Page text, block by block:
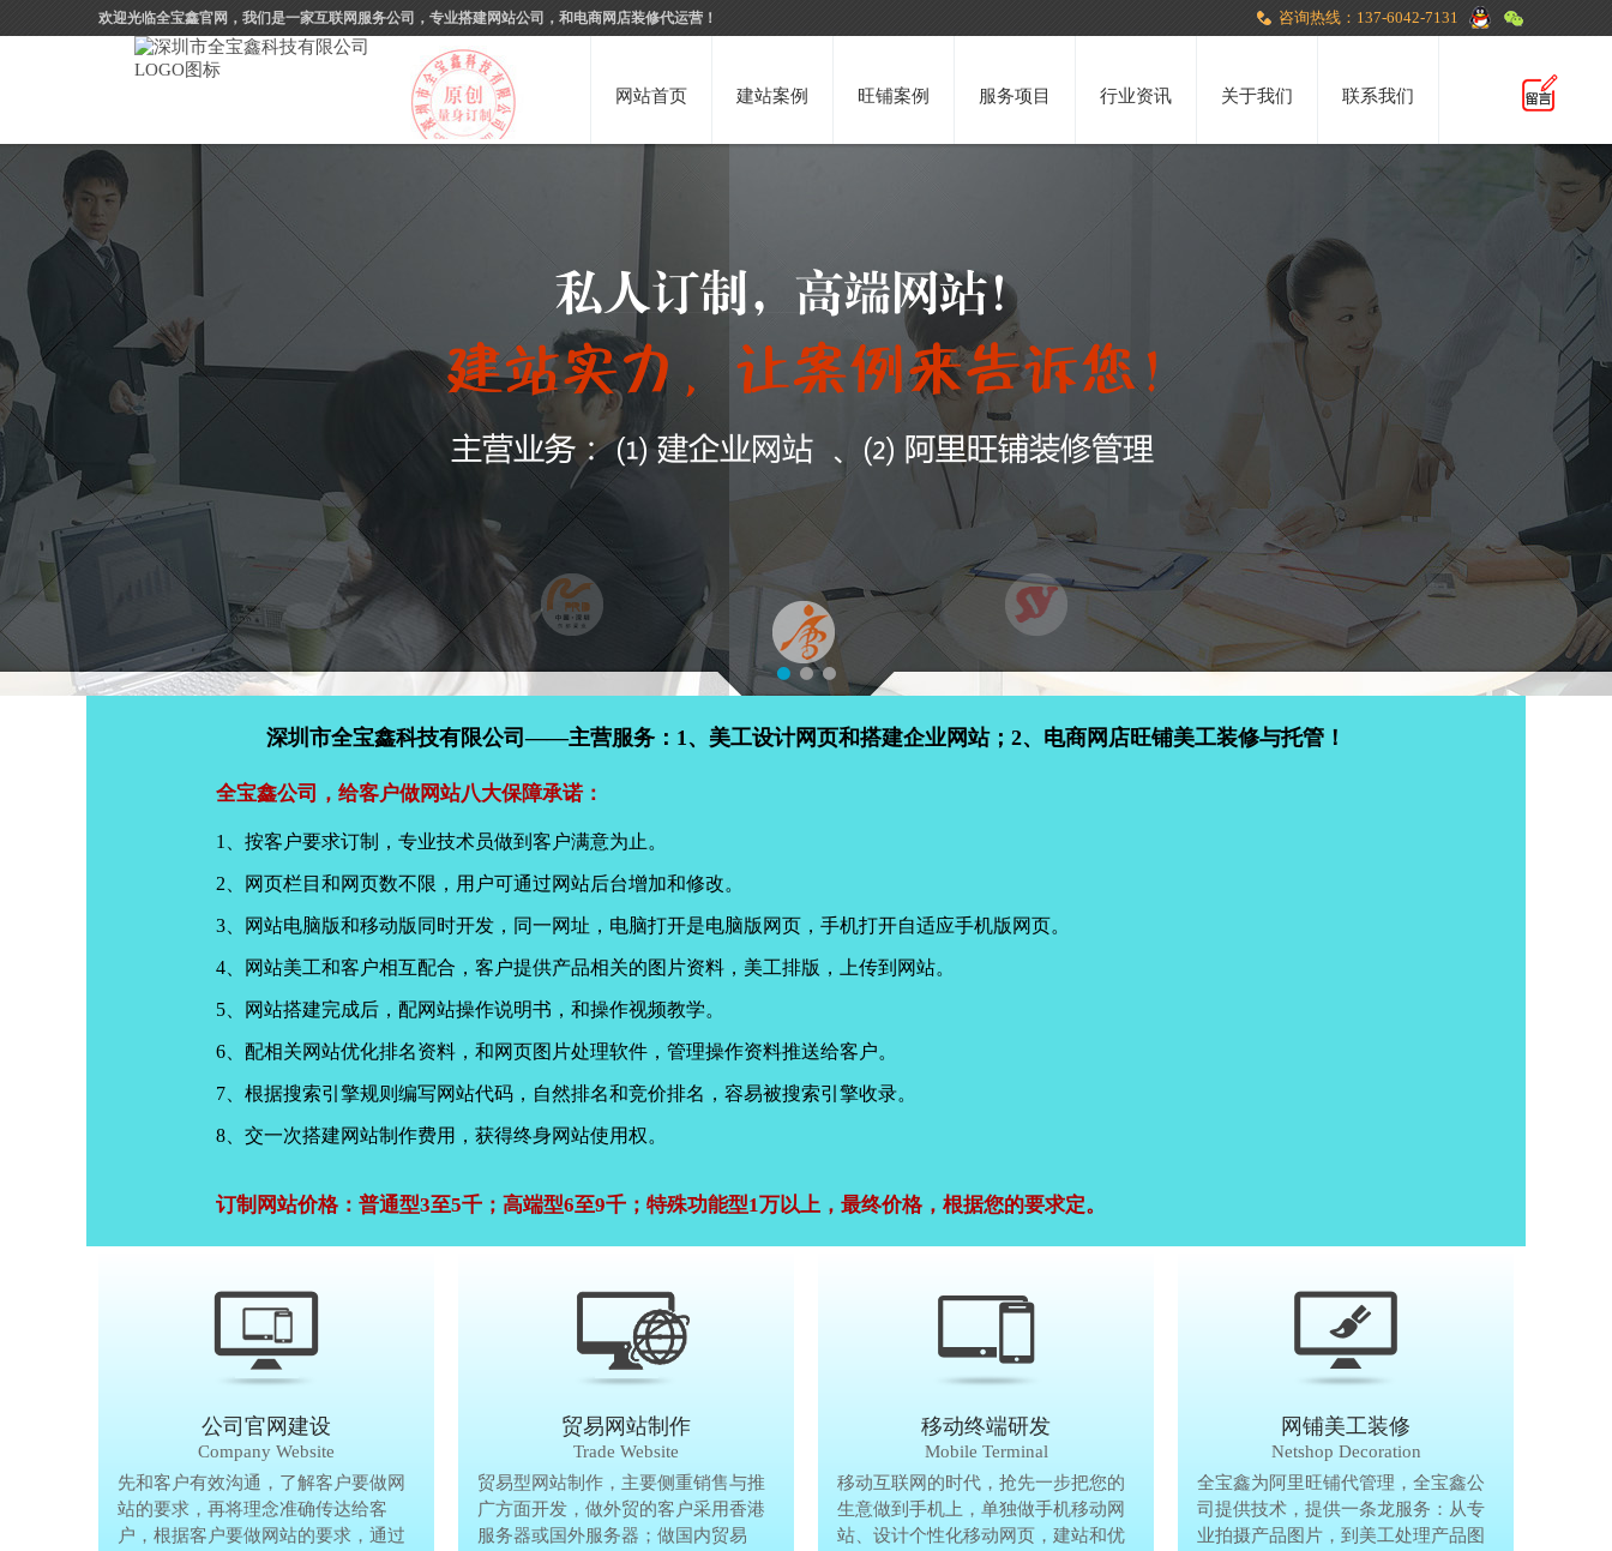
欢迎光临全宝鑫官网，我们是一家互联网服务公司，专业搭建网站公司，和电商网店装修代运营！ 咨询热线：137-6042-7131
网站首页 建站案例 旺铺案例 服务项目 行业资讯 关于我们 联系我们
深圳市全宝鑫科技有限公司——主营服务：1、美工设计网页和搭建企业网站；2、电商网店旺铺美工装修与托管！
全宝鑫公司，给客户做网站八大保障承诺：
1、按客户要求订制，专业技术员做到客户满意为止。
2、网页栏目和网页数不限，用户可通过网站后台增加和修改。
3、网站电脑版和移动版同时开发，同一网址，电脑打开是电脑版网页，手机打开自适应手机版网页。
4、网站美工和客户相互配合，客户提供产品相关的图片资料，美工排版，上传到网站。
5、网站搭建完成后，配网站操作说明书，和操作视频教学。
6、配相关网站优化排名资料，和网页图片处理软件，管理操作资料推送给客户。
7、根据搜索引擎规则编写网站代码，自然排名和竞价排名，容易被搜索引擎收录。
8、交一次搭建网站制作费用，获得终身网站使用权。
订制网站价格：普通型3至5千；高端型6至9千；特殊功能型1万以上，最终价格，根据您的要求定。
公司官网建设
Company Website
先和客户有效沟通，了解客户要做网
站的要求，再将理念准确传达给客
户，根据客户要做网站的要求，通过
公司官网建设
Company Website
先和客户有效沟通，了解客户要做网
站的要求，再将理念准确传达给客
户，根据客户要做网站的要求，通过
贸易网站制作
Trade Website
贸易型网站制作，主要侧重销售与推
广方面开发，做外贸的客户采用香港
服务器或国外服务器；做国内贸易
贸易网站制作
Trade Website
贸易型网站制作，主要侧重销售与推
广方面开发，做外贸的客户采用香港
服务器或国外服务器；做国内贸易
移动终端研发
Mobile Terminal
移动互联网的时代，抢先一步把您的
生意做到手机上，单独做手机移动网
站、设计个性化移动网页，建站和优
移动终端研发
Mobile Terminal
移动互联网的时代，抢先一步把您的
生意做到手机上，单独做手机移动网
站、设计个性化移动网页，建站和优
网铺美工装修
Netshop Decoration
全宝鑫为阿里旺铺代管理，全宝鑫公
司提供技术，提供一条龙服务：从专
业拍摄产品图片，到美工处理产品图